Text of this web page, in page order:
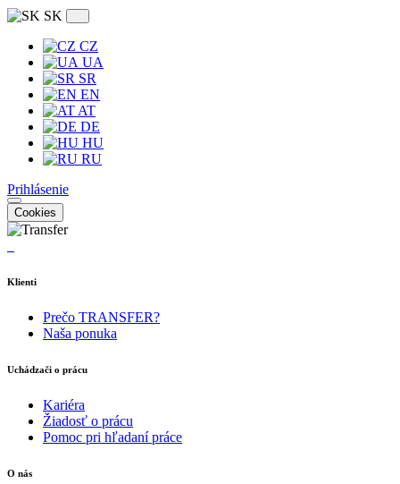
SK
CZ
UA
SR
EN
AT
DE
HU
RU
Prihlásenie
Cookies
Klienti
Prečo TRANSFER?
Naša ponuka
Uchádzači o prácu
Kariéra
Žiadosť o prácu
Pomoc pri hľadaní práce
O nás